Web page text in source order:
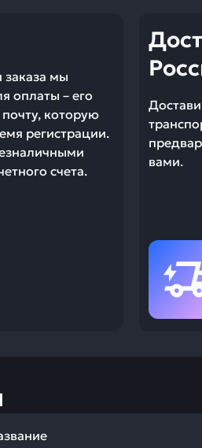
мы
оплаты – его
которую
регистрации.
счета.
вами.